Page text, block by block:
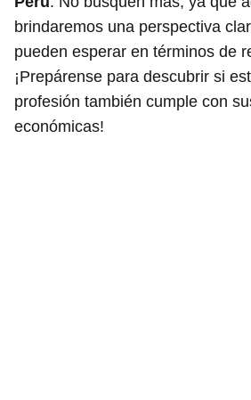
brindaremos una perspectiva
pueden esperar en términos de
¡Prepárense para descubrir si
profesión también cumple con
económicas!